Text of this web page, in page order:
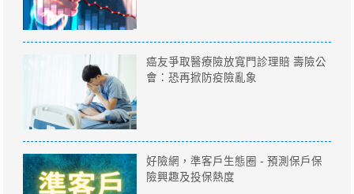
癌友爭取醫療險放寬門診理賠 壽險公
會：恐再掀防疫險亂象
好險網，準客戶生態圈 - 預測保戶保
險興趣及投保熱度